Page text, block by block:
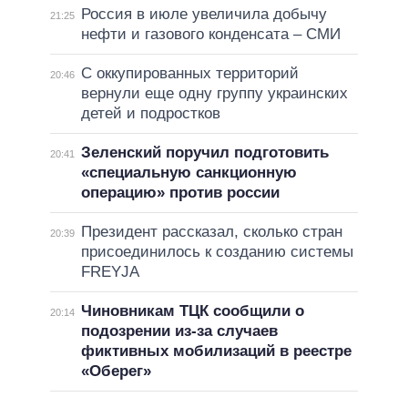
21:25
Россия в июле увеличила добычу
нефти и газового конденсата – СМИ
20:46
С оккупированных территорий
вернули еще одну группу украинских
детей и подростков
20:41
Зеленский поручил подготовить
«специальную санкционную
операцию» против россии
20:39
Президент рассказал, сколько стран
присоединилось к созданию системы
FREYJA
20:14
Чиновникам ТЦК сообщили о
подозрении из-за случаев
фиктивных мобилизаций в реестре
«Оберег»